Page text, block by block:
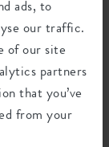
ads, to
our traffic.
of our site
partners
that you’ve
from your
groene
van dit